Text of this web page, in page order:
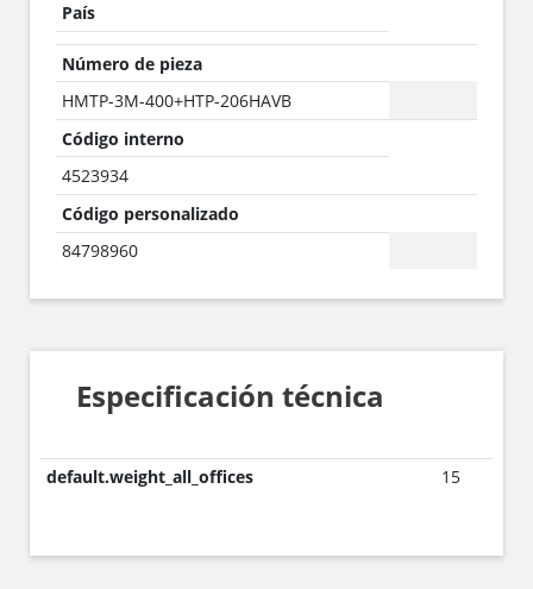
País
Número de pieza
HMTP-3M-400+HTP-206HAVB
Código interno
4523934
Código personalizado
84798960
Especificación técnica
default.weight_all_offices 15